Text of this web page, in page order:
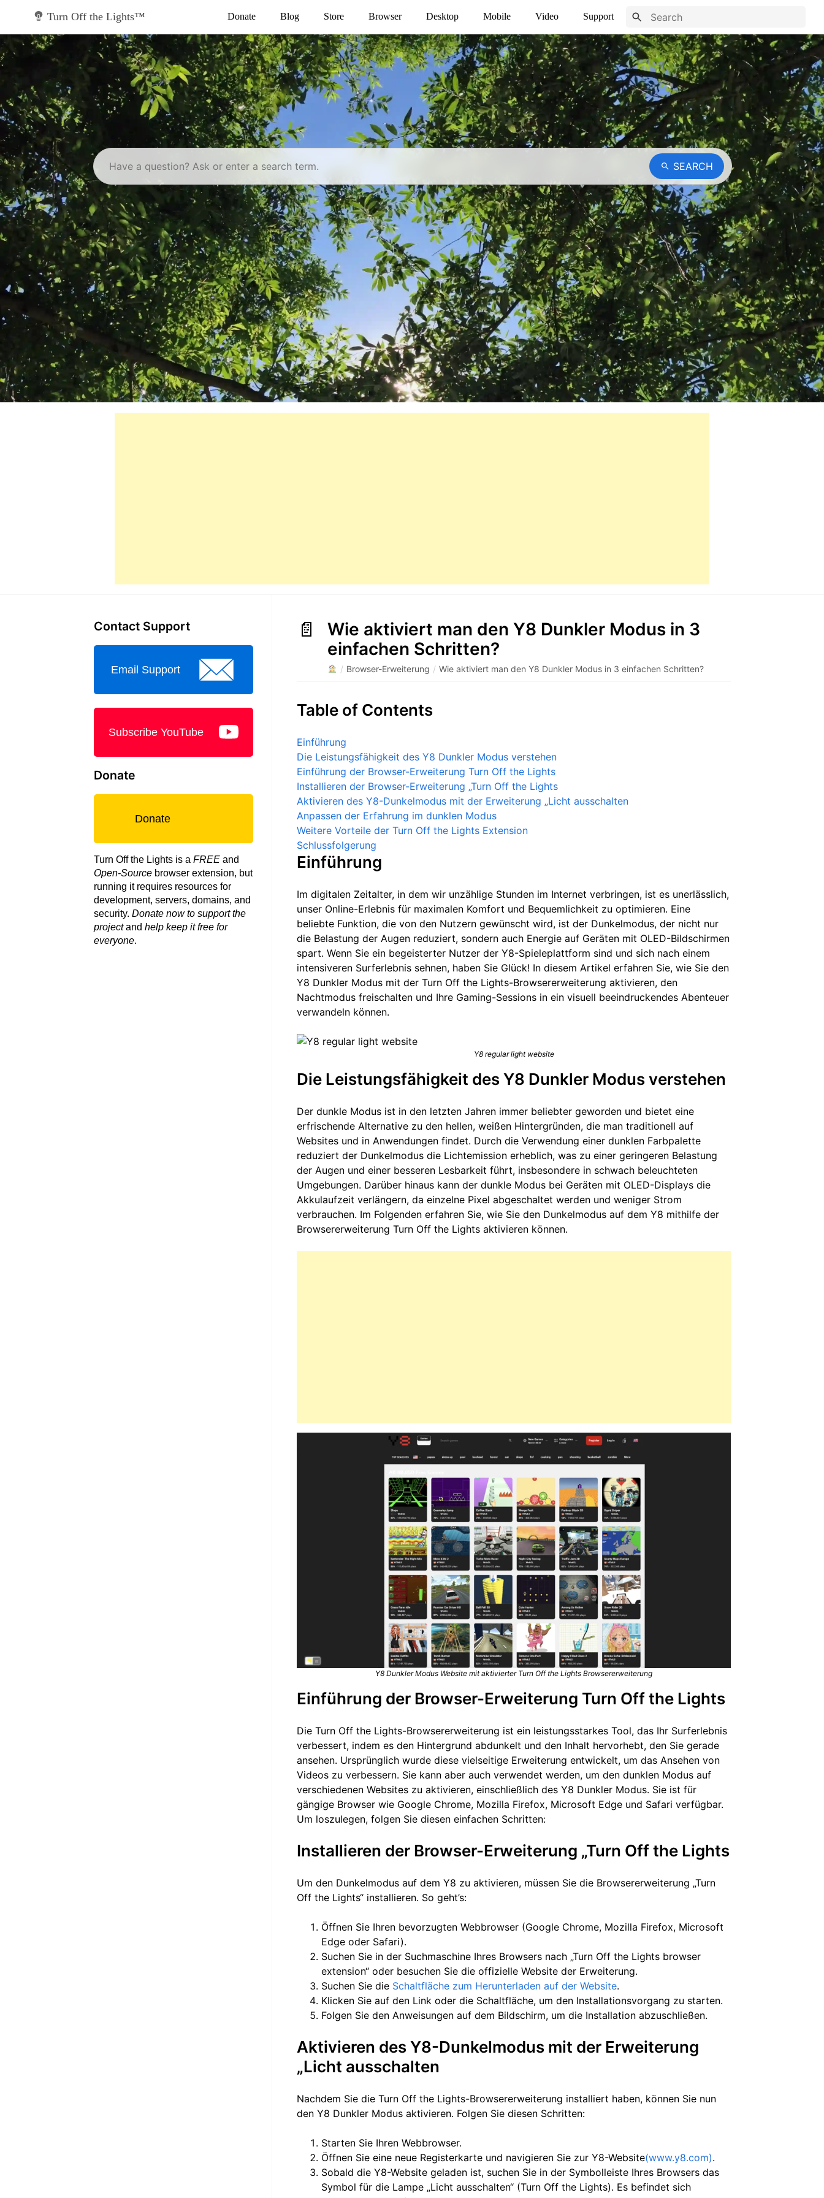
Turn Off the Lights™ Donate Blog Store Browser Desktop Mobile Video Support
SEARCH
Wie aktiviert man den Y8 Dunkler Modus in 3
einfachen Schritten?
/ Browser-Erweiterung / Wie aktiviert man den Y8 Dunkler Modus in 3 einfachen Schritten?
Table of Contents
Einführung
Die Leistungsfähigkeit des Y8 Dunkler Modus verstehen
Einführung der Browser-Erweiterung Turn Off the Lights
Installieren der Browser-Erweiterung „Turn Off the Lights
Aktivieren des Y8-Dunkelmodus mit der Erweiterung „Licht ausschalten
Anpassen der Erfahrung im dunklen Modus
Weitere Vorteile der Turn Off the Lights Extension
Schlussfolgerung
Einführung
Im digitalen Zeitalter, in dem wir unzählige Stunden im Internet verbringen, ist es unerlässlich,
unser Online-Erlebnis für maximalen Komfort und Bequemlichkeit zu optimieren. Eine
beliebte Funktion, die von den Nutzern gewünscht wird, ist der Dunkelmodus, der nicht nur
die Belastung der Augen reduziert, sondern auch Energie auf Geräten mit OLED-Bildschirmen
spart. Wenn Sie ein begeisterter Nutzer der Y8-Spieleplattform sind und sich nach einem
intensiveren Surferlebnis sehnen, haben Sie Glück! In diesem Artikel erfahren Sie, wie Sie den
Y8 Dunkler Modus mit der Turn Off the Lights-Browsererweiterung aktivieren, den
Nachtmodus freischalten und Ihre Gaming-Sessions in ein visuell beeindruckendes Abenteuer
verwandeln können.
Y8 regular light website
Die Leistungsfähigkeit des Y8 Dunkler Modus verstehen
Der dunkle Modus ist in den letzten Jahren immer beliebter geworden und bietet eine
erfrischende Alternative zu den hellen, weißen Hintergründen, die man traditionell auf
Websites und in Anwendungen findet. Durch die Verwendung einer dunklen Farbpalette
reduziert der Dunkelmodus die Lichtemission erheblich, was zu einer geringeren Belastung
der Augen und einer besseren Lesbarkeit führt, insbesondere in schwach beleuchteten
Umgebungen. Darüber hinaus kann der dunkle Modus bei Geräten mit OLED-Displays die
Akkulaufzeit verlängern, da einzelne Pixel abgeschaltet werden und weniger Strom
verbrauchen. Im Folgenden erfahren Sie, wie Sie den Dunkelmodus auf dem Y8 mithilfe der
Browsererweiterung Turn Off the Lights aktivieren können.
Y8 Dunkler Modus Website mit aktivierter Turn Off the Lights Browsererweiterung
Einführung der Browser-Erweiterung Turn Off the Lights
Die Turn Off the Lights-Browsererweiterung ist ein leistungsstarkes Tool, das Ihr Surferlebnis
verbessert, indem es den Hintergrund abdunkelt und den Inhalt hervorhebt, den Sie gerade
ansehen. Ursprünglich wurde diese vielseitige Erweiterung entwickelt, um das Ansehen von
Videos zu verbessern. Sie kann aber auch verwendet werden, um den dunklen Modus auf
verschiedenen Websites zu aktivieren, einschließlich des Y8 Dunkler Modus. Sie ist für
gängige Browser wie Google Chrome, Mozilla Firefox, Microsoft Edge und Safari verfügbar.
Um loszulegen, folgen Sie diesen einfachen Schritten:
Installieren der Browser-Erweiterung „Turn Off the Lights
Um den Dunkelmodus auf dem Y8 zu aktivieren, müssen Sie die Browsererweiterung „Turn
Off the Lights“ installieren. So geht’s:
Öffnen Sie Ihren bevorzugten Webbrowser (Google Chrome, Mozilla Firefox, Microsoft
Edge oder Safari).
Suchen Sie in der Suchmaschine Ihres Browsers nach „Turn Off the Lights browser
extension“ oder besuchen Sie die offizielle Website der Erweiterung.
Suchen Sie die Schaltfläche zum Herunterladen auf der Website.
Klicken Sie auf den Link oder die Schaltfläche, um den Installationsvorgang zu starten.
Folgen Sie den Anweisungen auf dem Bildschirm, um die Installation abzuschließen.
Aktivieren des Y8-Dunkelmodus mit der Erweiterung
„Licht ausschalten
Nachdem Sie die Turn Off the Lights-Browsererweiterung installiert haben, können Sie nun
den Y8 Dunkler Modus aktivieren. Folgen Sie diesen Schritten:
Starten Sie Ihren Webbrowser.
Öffnen Sie eine neue Registerkarte und navigieren Sie zur Y8-Website(www.y8.com).
Sobald die Y8-Website geladen ist, suchen Sie in der Symbolleiste Ihres Browsers das
Symbol für die Lampe „Licht ausschalten“ (Turn Off the Lights). Es befindet sich
Contact Support
Email Support
Subscribe YouTube
Donate
Donate
Turn Off the Lights is a FREE and
Open-Source browser extension, but
running it requires resources for
development, servers, domains, and
security. Donate now to support the
projectand help keep it free for
everyone.